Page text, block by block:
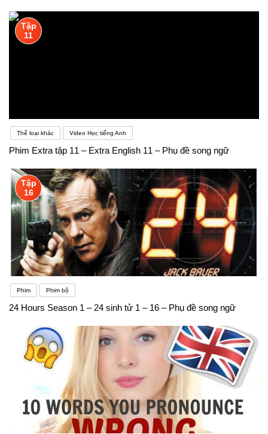
Tập
11
Thể loại khác Video Học tiếng Anh
Phim Extra tập 11 – Extra English 11 – Phụ đề song ngữ
Tập
16
Phim Phim bộ
24 Hours Season 1 – 24 sinh tử 1 – 16 – Phụ đề song ngữ